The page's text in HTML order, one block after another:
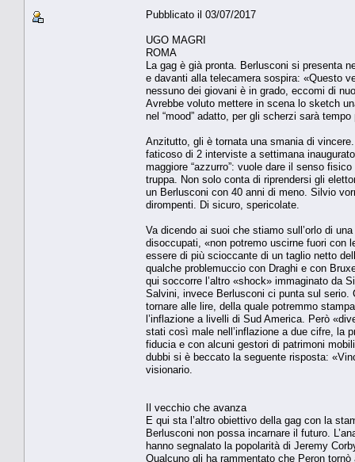
Pubblicato il 03/07/2017
UGO MAGRI
ROMA
La gag è già pronta. Berlusconi si presenta
e davanti alla telecamera sospira: «Questo
nessuno dei giovani è in grado, eccomi di
Avrebbe voluto mettere in scena lo sketch
nel “mood” adatto, per gli scherzi sarà
Anzitutto, gli è tornata una smania di
faticoso di 2 interviste a settimana
maggiore “azzurro”: vuole dare il senso
truppa. Non solo conta di riprendersi gli
un Berlusconi con 40 anni di meno. Silvio
dirompenti. Di sicuro, spericolate.
Va dicendo ai suoi che stiamo sull’orlo di
disoccupati, «non potremo uscirne fuori con
essere di più scioccante di un taglio netto
qualche problemuccio con Draghi e con
qui soccorre l’altro «shock» immaginato da
Salvini, invece Berlusconi ci punta sul serio.
tornare alle lire, della quale potremmo
l’inflazione a livelli di Sud America. Però
stati così male nell’inflazione a due cifre, la
fiducia e con alcuni gestori di patrimoni
dubbi si è beccato la seguente risposta:
visionario.
Il vecchio che avanza
E qui sta l’altro obiettivo della gag con la
Berlusconi non possa incarnare il futuro.
hanno segnalato la popolarità di Jeremy
Qualcuno gli ha rammentato che Peron